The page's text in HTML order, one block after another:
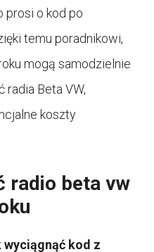
prosi o kod po
temu poradnikowi,
mogą samodzielnie
Beta VW,
koszty
radio beta vw
wyciągnąć kod z